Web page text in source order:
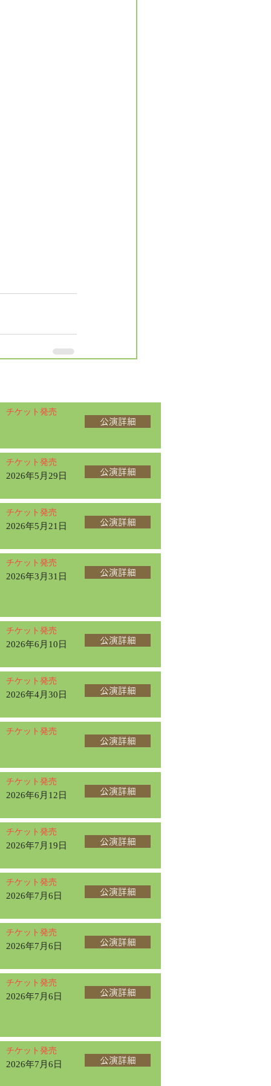
チケット発売
公演詳細
チケット発売
2026年5月29日 公演詳細
チケット発売
2026年5月21日 公演詳細
チケット発売
2026年3月31日 公演詳細
チケット発売
2026年6月10日 公演詳細
チケット発売
2026年4月30日 公演詳細
チケット発売
公演詳細
チケット発売
2026年6月12日 公演詳細
チケット発売
2026年7月19日 公演詳細
チケット発売
2026年7月6日 公演詳細
チケット発売
2026年7月6日 公演詳細
チケット発売
2026年7月6日 公演詳細
チケット発売
2026年7月6日 公演詳細